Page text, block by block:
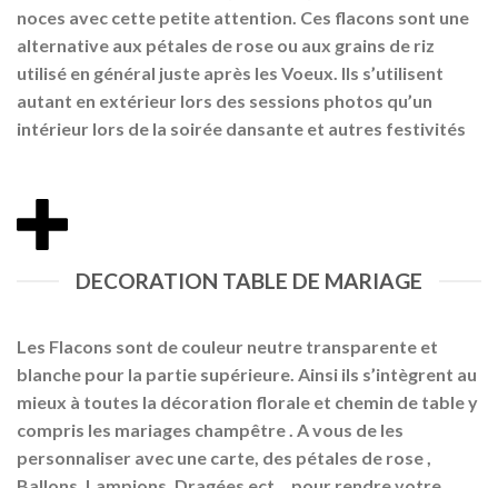
noces avec cette petite attention. Ces flacons sont une
alternative aux pétales de rose ou aux grains de riz
utilisé en général juste après les Voeux. Ils s’utilisent
autant en extérieur lors des sessions photos qu’un
intérieur lors de la soirée dansante et autres festivités
DECORATION TABLE DE MARIAGE
Les Flacons sont de couleur neutre transparente et
blanche pour la partie supérieure. Ainsi ils s’intègrent au
mieux à toutes la décoration florale et chemin de table y
compris les mariages champêtre . A vous de les
personnaliser avec une carte, des pétales de rose ,